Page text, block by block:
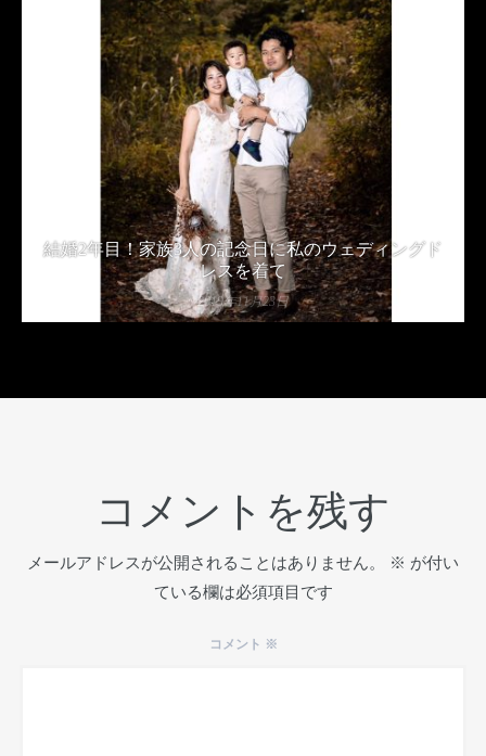
結婚2年目！家族3人の記念日に私のウェディングド
レスを着て
2019年11月23日
コメントを残す
メールアドレスが公開されることはありません。 ※ が付い
ている欄は必須項目です
コメント ※